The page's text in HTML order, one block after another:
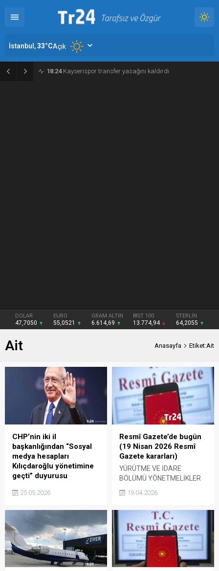
18:24Kayserispor transfer yasağını kaldırdı
DOLAR
47,7050
EURO
55,0521
GRAM ALTIN
6.614,69
BIST 100
13.774,94
STERLİN
64,2055
İstanbul,33°CAçık
Ait Anasayfa Etiket:Ait
CHP’nin iki il
başkanlığından “Sosyal
medya hesapları
Kılıçdaroğlu yönetimine
geçti” duyurusu
Aydın il başkanlıkları,
hesaplarının kontrolünün
mutlak butlan kararıyla
"tedbiren" göreve getirilen
eski genel başkan Kemal
Kılıçdaroğlu yönetimindeki
Genel Merkez'e geçtiğini
25.05.2026
Resmî Gazete’de bugün
(19 Nisan 2026 Resmî
Gazete kararları)
YÜRÜTME VE İDARE
BÖLÜMÜ YÖNETMELİKLER
Üniversitesi Su Kaynakları
Uygulama Merkezi
Yönetmeliği–– Harran
Üniversitesi Lisansüstü
Eğitim ve Öğretim
Yönetmeliği TEBLİĞLER ––
2026 Yılı Mart Ayına Ait ...
19.04.2026